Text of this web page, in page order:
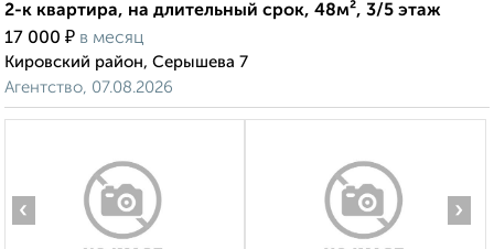
2-к квартира, на длительный срок, 48м², 3/5 этаж
17 000 ₽ в месяц
Кировский район, Серышева 7
Агентство, 07.08.2026
‹ ›